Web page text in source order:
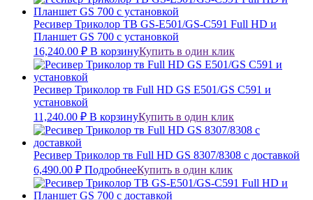
Ресивер Триколор ТВ GS-E501/GS-C591 Full HD и
Планшет GS 700 с установкой
16,240.00 ₽ В корзинуКупить в один клик
Ресивер Триколор тв Full HD GS E501/GS C591 и
установкой
11,240.00 ₽ В корзинуКупить в один клик
Ресивер Триколор тв Full HD GS 8307/8308 с доставкой
6,490.00 ₽ ПодробнееКупить в один клик